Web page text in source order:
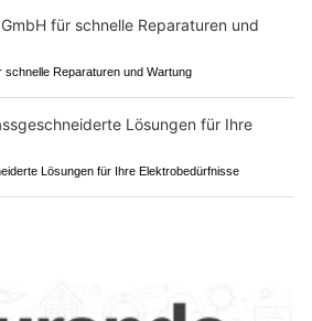
Reparaturen und Wartung
Lösungen für Ihre Elektrobedürfnisse